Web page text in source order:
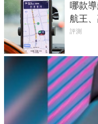
哪款
航王
實測懶
評測